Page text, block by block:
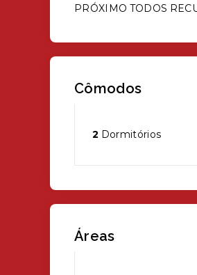
PRÓXIMO TODOS
Cômodos
2 Dormitórios
Áreas